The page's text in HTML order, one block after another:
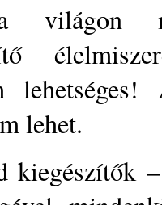
lehet.
–